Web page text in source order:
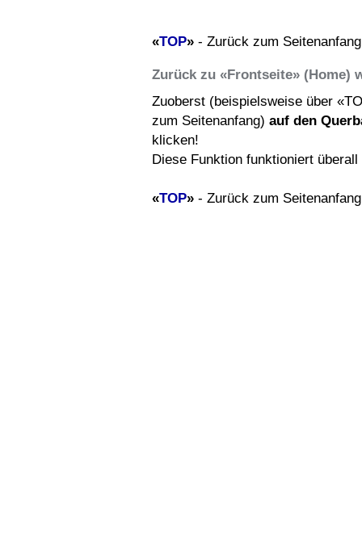
«TOP» - Zurück zum
Zurück zu «Frontseite» (Home)
Zuoberst (beispielsweise über
zum Seitenanfang) auf den
klicken!
Diese Funktion funktioniert überall
«TOP» - Zurück zum Seitenanfang